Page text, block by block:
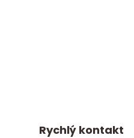
Rychlý kontakt